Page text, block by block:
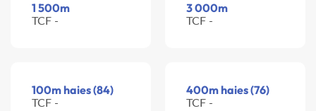
1 500m
TCF -
3 000m
TCF -
100m haies (84)
TCF -
400m haies (76)
TCF -